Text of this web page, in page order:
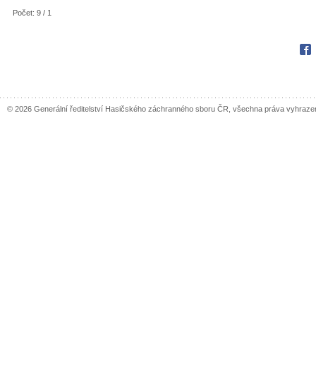
Počet: 9 / 1
© 2026 Generální ředitelství Hasičského záchranného sboru ČR, všechna práva